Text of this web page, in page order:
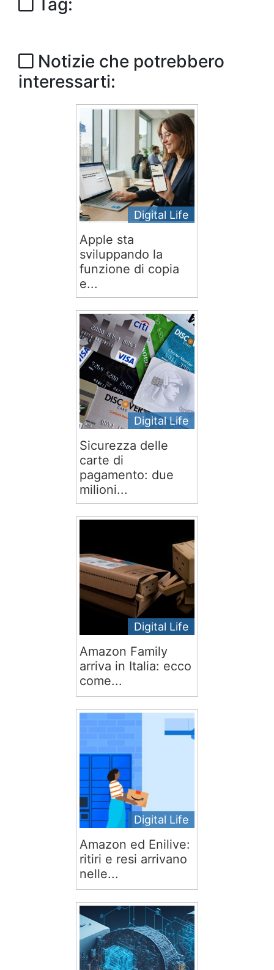
Tag:
Notizie che potrebbero
interessarti:
Digital Life
Apple sta
sviluppando la
funzione di copia
e...
Digital Life
Sicurezza delle
carte di
pagamento: due
milioni...
Digital Life
Amazon Family
arriva in Italia: ecco
come...
Digital Life
Amazon ed Enilive:
ritiri e resi arrivano
nelle...